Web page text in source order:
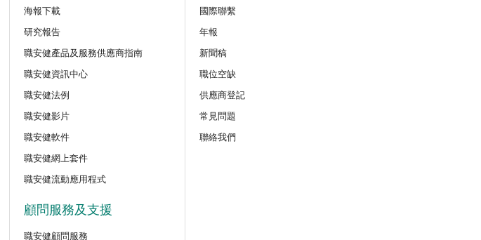
好』減壓法的科學減壓之道」網上講座
講座
【護心計劃/好心情@健康工作間】重拾健康由「戒煙」做起：認
識吸煙害處與戒煙攻略網上講座
公開講座
密閉空間工作的職安健及相關的職安健法例網上公開講座
公開講座
安全主任的專業道德和誠信網上公開講座
海報下載
研究報告
職安健產品及服務供應商指南
職安健資訊中心
職安健法例
職安健影片
職安健軟件
職安健網上套件
職安健流動應用程式
顧問服務及支援
職安健顧問服務
國際聯繫
年報
新聞稿
職位空缺
供應商登記
常見問題
聯絡我們